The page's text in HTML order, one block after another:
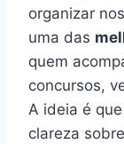
organizar
uma das
quem
concursos,
A ideia é
clareza